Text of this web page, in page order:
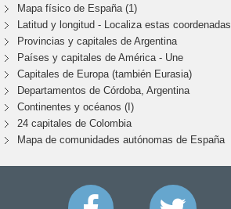
Mapa físico de España (1)
Latitud y longitud - Localiza estas coordenadas
Provincias y capitales de Argentina
Países y capitales de América - Une
Capitales de Europa (también Eurasia)
Departamentos de Córdoba, Argentina
Continentes y océanos (I)
24 capitales de Colombia
Mapa de comunidades autónomas de España